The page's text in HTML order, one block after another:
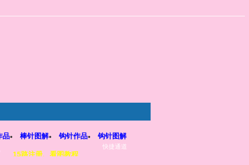
快捷通道
15路注册、看图教程
品 棒针图解 钩针作品
钩针图解